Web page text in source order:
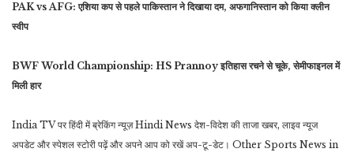
PAK vs AFG: एशिया कप से पहले पाकिस्तान ने दिखाया दम, अफगानिस्तान को किया क्लीन
स्वीप
BWF World Championship: HS Prannoy इतिहास रचने से चूके, सेमीफाइनल में
मिली हार
India TV पर हिंदी में ब्रेकिंग न्यूज़ Hindi News देश-विदेश की ताजा खबर, लाइव न्यूज
अपडेट और स्‍पेशल स्‍टोरी पढ़ें और अपने आप को रखें अप-टू-डेट। Other Sports News in